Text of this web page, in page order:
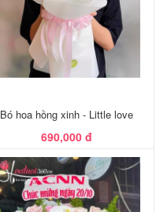
Bó hoa hồng xinh - Little love
690,000 đ